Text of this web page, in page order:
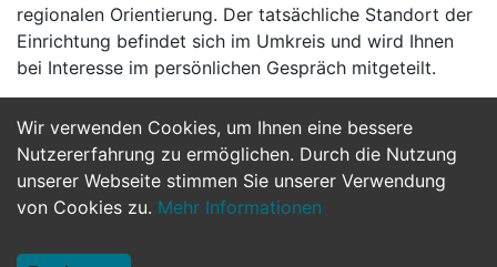
Wir verwenden Cookies, um Ihnen eine bessere
Nutzererfahrung zu ermöglichen. Durch die Nutzung
unserer Webseite stimmen Sie unserer Verwendung
von Cookies zu. Mehr Informationen
regionalen Orientierung. Der tatsächliche Standort der
Einrichtung befindet sich im Umkreis und wird Ihnen
bei Interesse im persönlichen Gespräch mitgeteilt.
Jetzt Bewerben